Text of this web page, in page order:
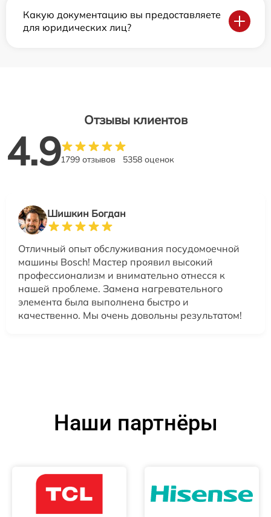
Какую документацию вы предоставляете
для юридических лиц?
Отзывы клиентов
4.91799 отзывов 5358 оценок
Шишкин Богдан
Отличный опыт обслуживания посудомоечной
машины Bosch! Мастер проявил высокий
профессионализм и внимательно отнесся к
нашей проблеме. Замена нагревательного
элемента была выполнена быстро и
качественно. Мы очень довольны результатом!
Наши партнёры